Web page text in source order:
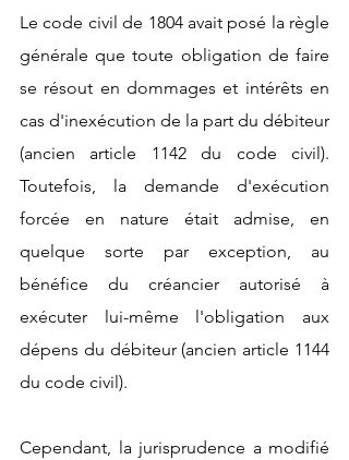
Le code civil de 1804 avait posé la règle
générale que toute obligation de faire
se résout en dommages et intérêts en
cas d'inexécution de la part du débiteur
(ancien article 1142 du code civil).
Toutefois, la demande d'exécution
forcée en nature était admise, en
quelque sorte par exception, au
bénéfice du créancier autorisé à
exécuter lui-même l'obligation aux
dépens du débiteur (ancien article 1144
du code civil).
Cependant, la jurisprudence a modifié